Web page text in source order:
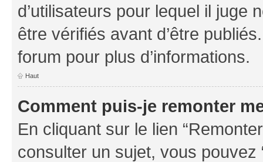
d’utilisateurs pour lequel il juge
être vérifiés avant d’être
forum pour plus d’informations.
Haut
Comment puis-je remonter
En cliquant sur le lien
consulter un sujet, vous pouvez